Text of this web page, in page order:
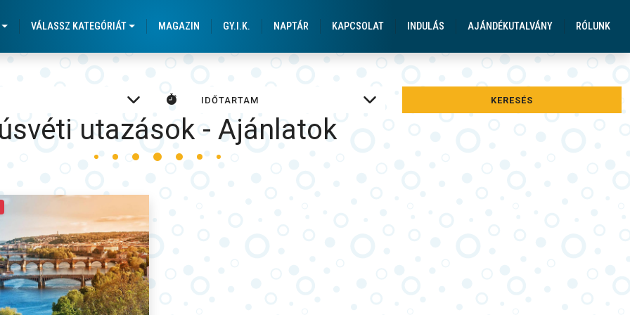
a városlátogatások Üdülések
VÁLASSZ KATEGÓRIÁT MAGAZIN GY.I.K. NAPTÁR KAPCSOLAT INDULÁS AJÁNDÉKUTALVÁNY RÓLUNK
KERESÉS
utazások - Ajánlatok